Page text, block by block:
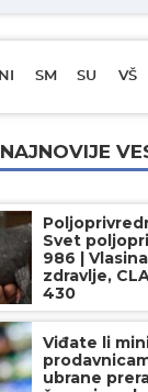
NI SM SU VŠ
NAJNOVIJE
Svet
986 |
zdravlje,
430
Viđate li
ubrane